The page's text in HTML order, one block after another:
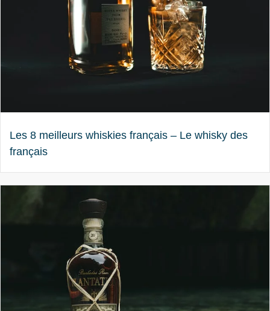
Les 8 meilleurs whiskies français – Le whisky des
français